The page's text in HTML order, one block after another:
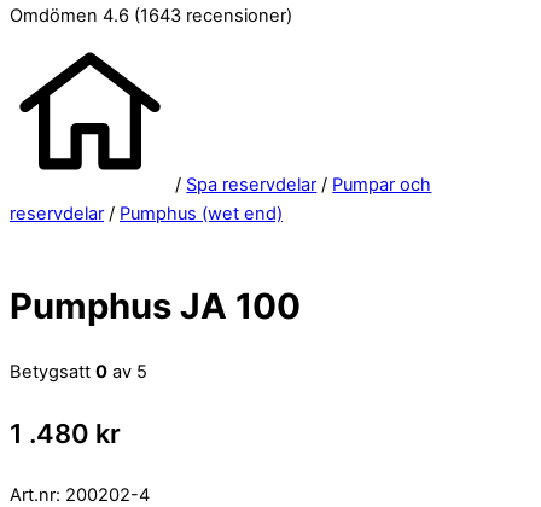
Omdömen 4.6 (1643 recensioner)
/ Spa reservdelar / Pumpar och
reservdelar / Pumphus (wet end)
Pumphus JA 100
Betygsatt 0 av 5
1 .480 kr
Art.nr: 200202-4